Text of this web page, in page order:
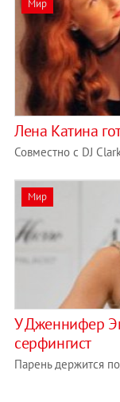
Мир
Лена Катина
Совместно с DJ
Мир
У Дженнифер
серфингист
Парень держится